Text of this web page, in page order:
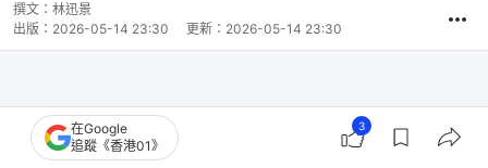
撰文： 林迅景
出版： 2026-05-14 23:30 更新： 2026-05-14 23:30
在Google
追蹤《香港01》
3